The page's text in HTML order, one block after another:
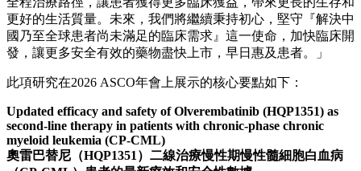
突變CP-CML患者二線治療的重要選擇，為臨床實踐提供了更
加堅實的證據基礎。未來，我們也期待更多長期隨訪數據的公
布，以進一步驗證其療效和安全性，並為耐立克
®在二線治療
中的規范化應用及指南推薦提供更有力的循證醫學支持，為患
者和臨床醫生帶來更加優化的治療方案。」
亞盛醫藥首席醫學官翟一帆博士表示：「本次ASCO更新的數
據再次表明了耐立克®在CML二線治療中的扎實表現，讓我們
對該藥物在CML治療路徑中的更前線推進充滿信心。我們期
待通過持續積累二線及更前線的循證證據，進一步優化CML